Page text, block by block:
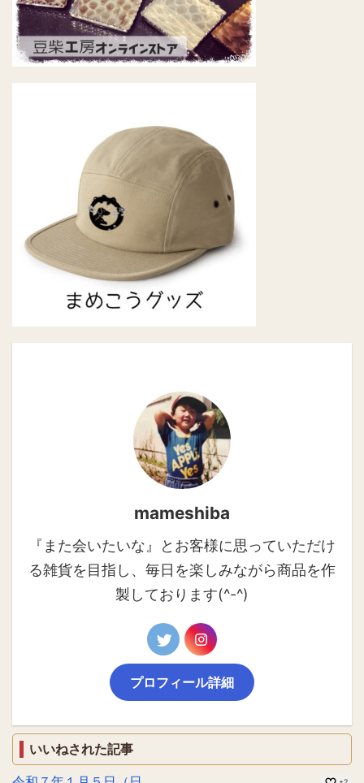
mameshiba
『また会いたいな』とお客様に思っていただけ
る雑貨を目指し、毎日を楽しみながら商品を作
製しております(^-^)
プロフィール詳細
いいねされた記事